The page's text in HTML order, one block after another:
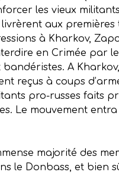
les vieux
aux
à Kharkov,
en Crimée par
bandéristes. A
reçus à coups
pro-russes faits
Le mouvement
majorité des
le Donbass, et bien